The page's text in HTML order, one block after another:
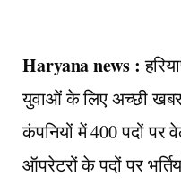
Haryana news :
युवाओं के लिए अच्छी
कंपनियों में 400 पदों पर
ऑपरेटरों के पदों पर